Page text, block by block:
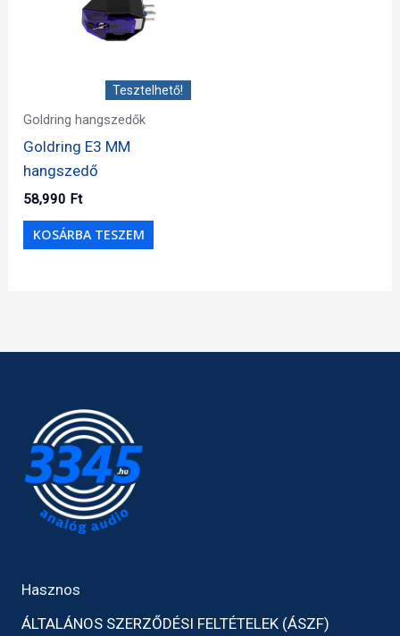
Tesztelhető!
Goldring hangszedők
Goldring E3 MM
hangszedő
58,990 Ft
KOSÁRBA TESZEM
Hasznos
ÁLTALÁNOS SZERZŐDÉSI FELTÉTELEK (ÁSZF)